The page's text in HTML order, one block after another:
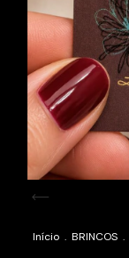
Início . BRINCOS .